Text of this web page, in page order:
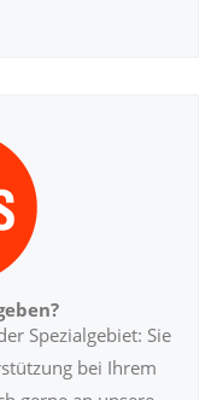
Spezialgebiet: Sie
bei Ihrem